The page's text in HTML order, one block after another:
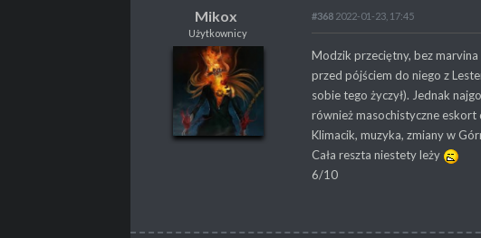
Mikox
Mikox
Użytkownicy
Użytkownicy
#368 2022-01-23, 17:45
Modzik przeciętny, bez
przed pójściem do niego z
sobie tego życzył). Jednak
również masochistyczne
Klimacik, muzyka, zmiany w
Cała reszta niestety leży
6/10